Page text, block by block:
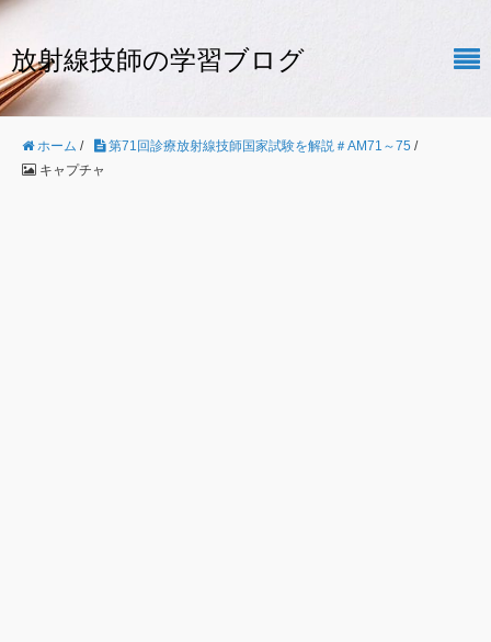
放射線技師の学習ブログ
ホーム / 第71回診療放射線技師国家試験を解説＃AM71～75 /
キャプチャ